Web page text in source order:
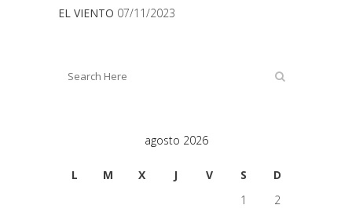
EL VIENTO 07/11/2023
agosto 2026
L M X J V S
D
1
2